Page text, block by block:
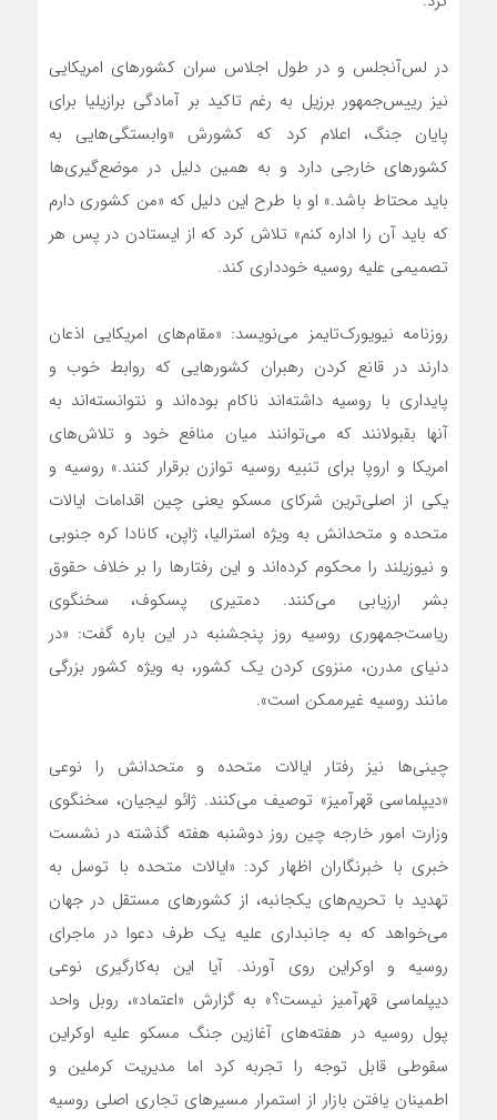
در لس‌آنجلس و در طول اجلاس سران کشورهای امریکایی
نیز رییس‌جمهور برزیل به رغم تاکید بر آمادگی برازیلیا برای
پایان جنگ، اعلام کرد که کشورش «وابستگی‌هایی به
کشورهای خارجی دارد و به همین دلیل در موضع‌گیری‌ها
باید محتاط باشد.» او با طرح این دلیل که «من کشوری دارم
که باید آن را اداره کنم» تلاش کرد که از ایستادن در پس هر
تصمیمی علیه روسیه خودداری کند.
روزنامه نیویورک‌تایمز می‌نویسد: «مقام‌های امریکایی اذعان
دارند در قانع کردن رهبران کشورهایی که روابط خوب و
پایداری با روسیه داشته‌اند ناکام بوده‌اند و نتوانسته‌اند به
آنها بقبولانند که می‌توانند میان منافع خود و تلاش‌های
امریکا و اروپا برای تنبیه روسیه توازن برقرار کنند.» روسیه و
یکی از اصلی‌ترین شرکای مسکو یعنی چین اقدامات ایالات
متحده و متحدانش به ویژه استرالیا، ژاپن، کانادا کره جنوبی
و نیوزیلند را محکوم کرده‌اند و این رفتارها را بر خلاف حقوق
بشر ارزیابی می‌کنند. دمتیری پسکوف، سخنگوی
ریاست‌جمهوری روسیه روز پنجشنبه در این باره گفت: «در
دنیای مدرن، منزوی کردن یک کشور، به ویژه کشور بزرگی
مانند روسیه غیرممکن است».
چینی‌ها نیز رفتار ایالات متحده و متحدانش را نوعی
«دیپلماسی قهرآمیز» توصیف می‌کنند. ژائو لیجیان، سخنگوی
وزارت امور خارجه چین روز دوشنبه هفته گذشته در نشست
خبری با خبرنگاران اظهار کرد: «ایالات متحده با توسل به
تهدید با تحریم‌های یکجانبه، از کشورهای مستقل در جهان
می‌خواهد که به جانبداری علیه یک طرف دعوا در ماجرای
روسیه و اوکراین روی آورند. آیا این به‌کارگیری نوعی
دیپلماسی قهرآمیز نیست؟» به گزارش «اعتماد»، روبل واحد
پول روسیه در هفته‌های آغازین جنگ مسکو علیه اوکراین
سقوطی قابل توجه را تجربه کرد اما مدیریت کرملین و
اطمینان یافتن بازار از استمرار مسیرهای تجاری اصلی روسیه